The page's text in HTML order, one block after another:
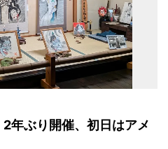
ぶり開催、初日はアメ